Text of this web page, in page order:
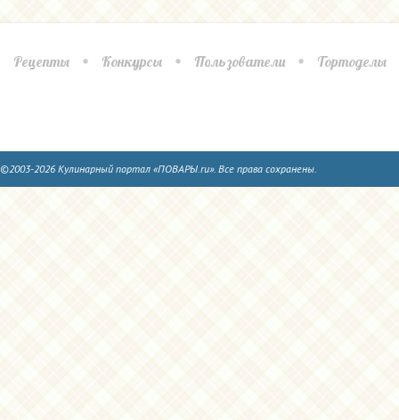
Рецепты Конкурсы Пользователи Тортоделы
©2003-2026 Кулинарный портал «ПОВАРЫ.ru». Все права сохранены.